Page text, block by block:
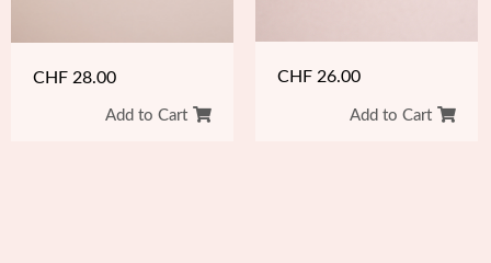
CHF 28.00
Add to Cart
CHF 26.00
Add to Cart